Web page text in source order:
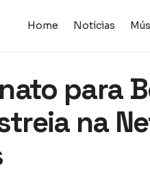
Home Notícias
para
na